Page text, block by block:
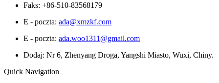
Faks: +86-510-83568179
E - poczta: ada@xmzkf.com
E - poczta: ada.woo1311@gmail.com
Dodaj: Nr 6, Zhenyang Droga, Yangshi Miasto, Wuxi, Chiny.
Quick Navigation